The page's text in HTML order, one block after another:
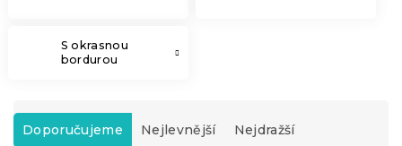
S okrasnou
bordurou
Ř
Doporučujeme Nejlevnější Nejdražší